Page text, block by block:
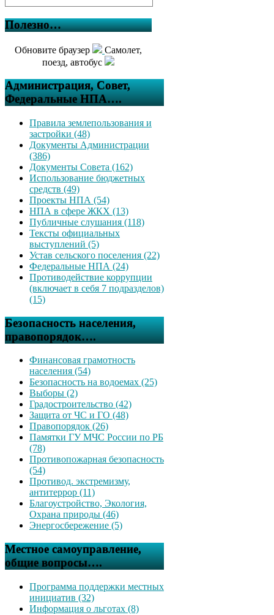
Полезно…
Обновите браузер
Самолет,
поезд, автобус
Администрация, Совет,
Федеральные НПА….
Правила землепользования и
застройки (48)
Документы Администрации
(386)
Документы Совета (162)
Использование бюджетных
средств (49)
Проекты НПА (54)
НПА в сфере ЖКХ (13)
Публичные слушания (118)
Тексты официальных
выступлений (5)
Устав сельского поселения (22)
Федеральные НПА (24)
Противодействие коррупции
(включает в себя 7 подразделов)
(15)
Безопасность населения,
правопорядок….
Финансовая грамотность
населения (54)
Безопасность на водоемах (25)
Выборы (2)
Градостроительство (42)
Защита от ЧС и ГО (48)
Правопорядок (26)
Памятки ГУ МЧС России по РБ
(78)
Противопожарная безопасность
(54)
Противод. экстремизму,
антитеррор (11)
Благоустройство, Экология,
Охрана природы (46)
Энергосбережение (5)
Местное самоуправление,
общие вопросы….
Программа поддержки местных
инициатив (32)
Информация о льготах (8)